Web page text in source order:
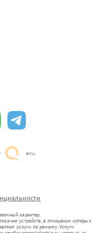
характер.
устройств, в отношении которых
услуги по ремонту. Услуги